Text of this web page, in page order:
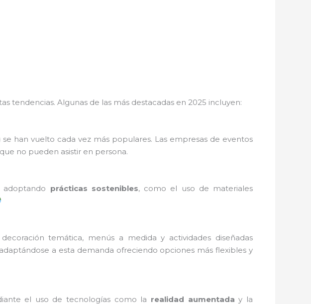
tendencias. Algunas de las más destacadas en 2025 incluyen:
se han vuelto cada vez más populares. Las empresas de eventos
no pueden asistir en persona.
prácticas sostenibles, como el uso de materiales
temática, menús a medida y actividades diseñadas
a esta demanda ofreciendo opciones más flexibles y
el uso de tecnologías como la realidad aumentada y la